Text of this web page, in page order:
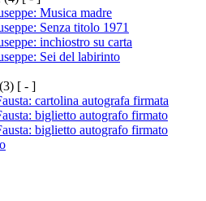
Musica madre
Senza titolo 1971
inchiostro su carta
Sei del labirinto
(3) [ - ]
cartolina autografa firmata
biglietto autografo firmato
biglietto autografo firmato